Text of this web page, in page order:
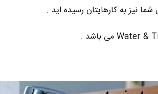
نیز به کارهایتان رسیده اید .